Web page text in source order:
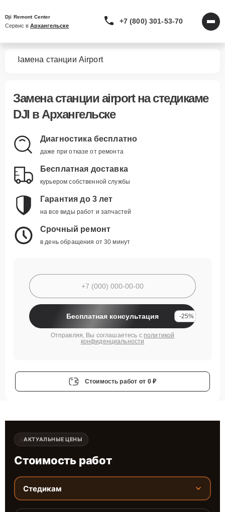
Dji Remont Center
Сервис в Архангельске
+7 (800) 301-53-70
Замена станции Airport
Замена станции airportна стедикаме
DJI в Архангельске
Диагностика бесплатно
даже при отказе от ремонта
Бесплатная доставка
курьером собственной службы
Гарантия до 3 лет
на все виды работ и запчастей
Срочный ремонт
в день обращения от 30 минут
Бесплатная консультация -25%
Отправляя, Вы соглашаетесь с политикой
конфиденциальности
Стоимость работ от 0 ₽
АКТУАЛЬНЫЕ ЦЕНЫ
Стоимость работ
Стедикам